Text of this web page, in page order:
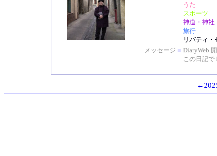
うた
スポーツ
神道・神社
旅行
リバティ
メッセージ ■ DiaryWeb
この日記